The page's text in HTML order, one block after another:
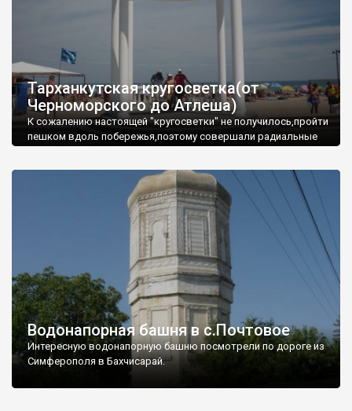
Тарханкутская кругосветка(от
Черноморского до Атлеша)
К сожалению настоящей "кругосветки" не получилось,пройти
пешком вдоль побережья,поэтому совершали радиальные
Водонапорная башня в с.Почтовое
Интересную водонапорную башню посмотрели по дороге из
Симферополя в Бахчисарай.